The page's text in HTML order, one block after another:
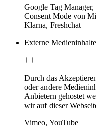
Google Tag
Consent Mode von
Klarna, Freshchat
Externe Medieninhalte
Durch das
oder andere
Anbietern gehostet
wir auf dieser
Vimeo, YouTube